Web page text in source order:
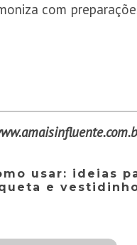
com
usar: ideias
e